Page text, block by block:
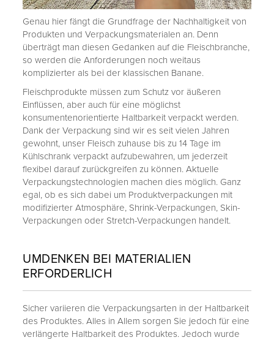
Genau hier fängt die Grundfrage der Nachhaltigkeit von
Produkten und Verpackungsmaterialen an. Denn
überträgt man diesen Gedanken auf die Fleischbranche,
so werden die Anforderungen noch weitaus
komplizierter als bei der klassischen Banane.
Fleischprodukte müssen zum Schutz vor äußeren
Einflüssen, aber auch für eine möglichst
konsumentenorientierte Haltbarkeit verpackt werden.
Dank der Verpackung sind wir es seit vielen Jahren
gewohnt, unser Fleisch zuhause bis zu 14 Tage im
Kühlschrank verpackt aufzubewahren, um jederzeit
flexibel darauf zurückgreifen zu können. Aktuelle
Verpackungstechnologien machen dies möglich. Ganz
egal, ob es sich dabei um Produktverpackungen mit
modifizierter Atmosphäre, Shrink-Verpackungen, Skin-
Verpackungen oder Stretch-Verpackungen handelt.
UMDENKEN BEI MATERIALIEN
ERFORDERLICH
Sicher variieren die Verpackungsarten in der Haltbarkeit
des Produktes. Alles in Allem sorgen Sie jedoch für eine
verlängerte Haltbarkeit des Produktes. Jedoch wurde